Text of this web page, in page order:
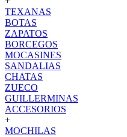
TEXANAS
BOTAS
ZAPATOS
BORCEGOS
MOCASINES
SANDALIAS
CHATAS
ZUECO
GUILLERMINAS
ACCESORIOS
+
MOCHILAS